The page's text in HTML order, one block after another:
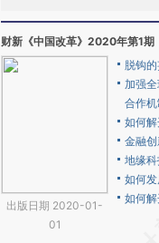
财新《中国改革》2020年第1期
出版日期 2020-01-
01
脱钩
加强
合作机
如何解
金融
地缘
如何
如何解